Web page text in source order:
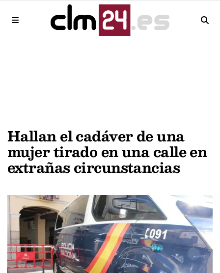
Hallan el cadáver de una
mujer tirado en una calle en
extrañas circunstancias